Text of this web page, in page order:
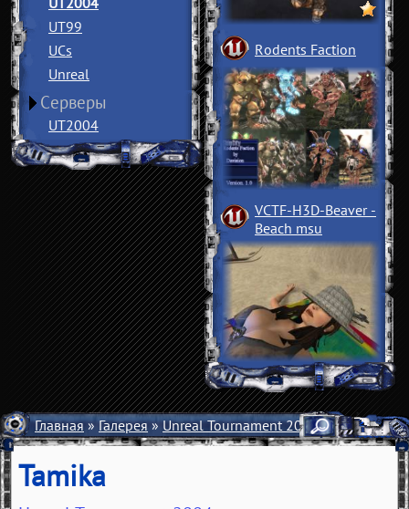
UT99
UCs
Unreal
Серверы
UT2004
Rodents Faction
VCTF-H3D-Beaver ­
Beach msu
Главная»Галерея»Unreal Tournament 2004»Арт»
Tamika